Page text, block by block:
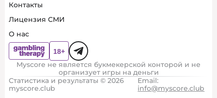
Контакты
Лицензия СМИ
О нас
Myscore не является букмекерской конторой и не
организует игры на деньги
Статистика и результаты © 2026
myscore.club
Email:
info@myscore.club